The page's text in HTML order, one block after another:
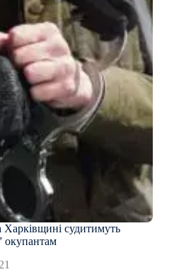
Харківщині судитимуть
окупантам